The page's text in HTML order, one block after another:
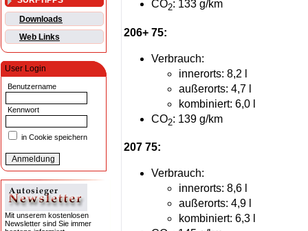
Downloads
Web Links
User Login
Benutzername
Kennwort
in Cookie speichern
Mit unserem kostenlosen
Newsletter sind Sie immer
CO2: 133 g/km
206+ 75:
Verbrauch:
innerorts: 8,2 l
außerorts: 4,7 l
kombiniert: 6,0 l
CO2: 139 g/km
207 75:
Verbrauch:
innerorts: 8,6 l
außerorts: 4,9 l
kombiniert: 6,3 l